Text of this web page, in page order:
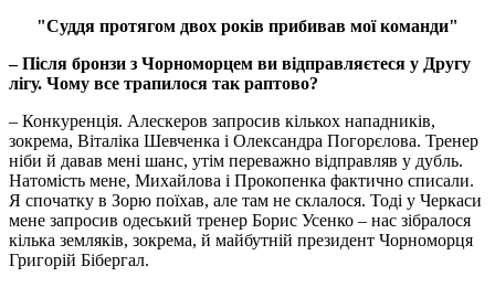
"Суддя протягом двох років прибивав мої команди"
– Після бронзи з Чорноморцем ви відправляєтеся у Другу
лігу. Чому все трапилося так раптово?
– Конкуренція. Алескеров запросив кількох нападників,
зокрема, Віталіка Шевченка і Олександра Погорєлова. Тренер
ніби й давав мені шанс, утім переважно відправляв у дубль.
Натомість мене, Михайлова і Прокопенка фактично списали.
Я спочатку в Зорю поїхав, але там не склалося. Тоді у Черкаси
мене запросив одеський тренер Борис Усенко – нас зібралося
кілька земляків, зокрема, й майбутній президент Чорноморця
Григорій Бібергал.